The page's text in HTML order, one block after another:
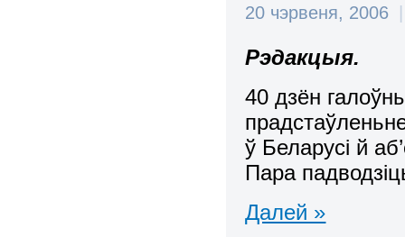
20 чэрвеня, 2006
Рэдакцыя.
40 дзён
ў Беларусі й
Пара
Далей »